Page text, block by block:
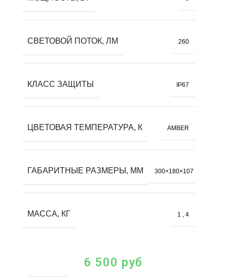
СВЕТОВОЙ ПОТОК, ЛМ 260
КЛАСС ЗАЩИТЫ IP67
ЦВЕТОВАЯ ТЕМПЕРАТУРА, К AMBER
ГАБАРИТНЫЕ РАЗМЕРЫ, ММ 300×180×107
МАССА, КГ 1 , 4
6 500 руб